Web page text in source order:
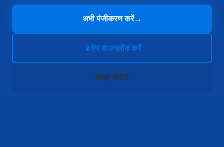
अभी पंजीकरण करें→
📱 ऐप डाउनलोड करें
लाइव सपोर्ट